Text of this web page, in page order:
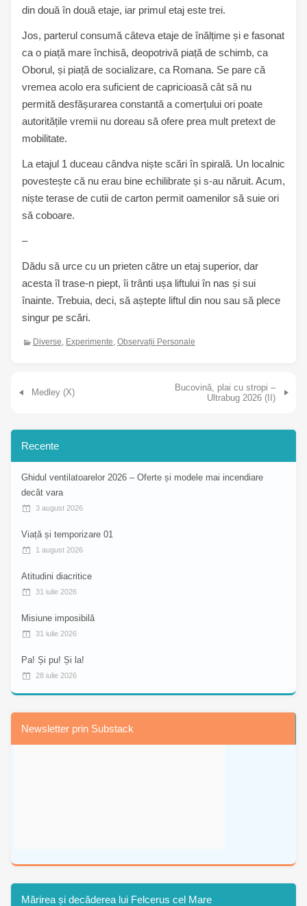
din două în două etaje, iar primul etaj este trei.
Jos, parterul consumă câteva etaje de înălțime și e fasonat
ca o piață mare închisă, deopotrivă piață de schimb, ca
Oborul, și piață de socializare, ca Romana. Se pare că
vremea acolo era suficient de capricioasă cât să nu
permită desfășurarea constantă a comerțului ori poate
autoritățile vremii nu doreau să ofere prea mult pretext de
mobilitate.
La etajul 1 duceau cândva niște scări în spirală. Un localnic
povestește că nu erau bine echilibrate și s-au năruit. Acum,
niște terase de cutii de carton permit oamenilor să suie ori
să coboare.
–
Dădu să urce cu un prieten către un etaj superior, dar
acesta îl trase-n piept, îi trânti ușa liftului în nas și sui
înainte. Trebuia, deci, să aștepte liftul din nou sau să plece
singur pe scări.
Diverse, Experimente, Observații Personale
Medley (X)
Bucovină, plai cu stropi –
Ultrabug 2026 (II)
Recente
Ghidul ventilatoarelor 2026 – Oferte și modele mai incendiare
decât vara
3 august 2026
Viață și temporizare 01
1 august 2026
Atitudini diacritice
31 iulie 2026
Misiune imposibilă
31 iulie 2026
Pa! Și pu! Și la!
28 iulie 2026
Newsletter prin Substack
Mărirea și decăderea lui Felcerus cel Mare